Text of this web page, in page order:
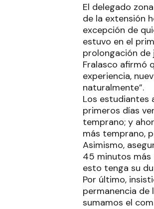
El delegado
de la extensión
excepción de
estuvo en el
prolongación de
Fralasco afirmó
experiencia,
naturalmente”.
Los estudiantes
primeros días
temprano; y
más temprano,
Asimismo,
45 minutos más
esto tenga su
Por último,
permanencia de
sumamos el